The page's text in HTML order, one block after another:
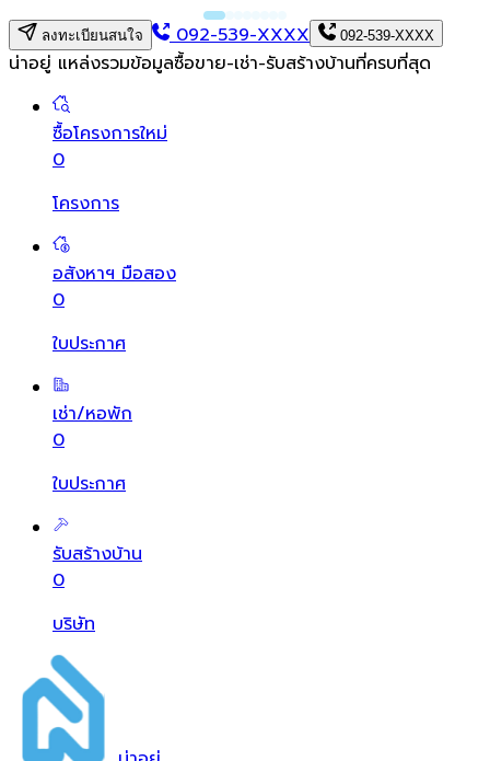
ลงทะเบียนสนใจ 092-539-XXXX 092-539-XXXX
น่าอยู่ แหล่งรวมข้อมูลซื้อขาย-เช่า-รับสร้างบ้านที่ครบที่สุด
ซื้อโครงการใหม่
0
โครงการ
อสังหาฯ มือสอง
0
ใบประกาศ
เช่า/หอพัก
0
ใบประกาศ
รับสร้างบ้าน
0
บริษัท